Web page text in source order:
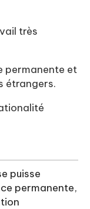
très
permanente et
étrangers.
puisse
permanente,